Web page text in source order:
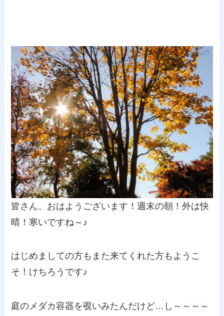
皆さん、おはようございます！週末の朝！外は快
晴！寒いですね～♪
はじめましての方もまた来てくれた方もようこ
そ！けちろうです♪
庭のメダカ容器を覗いみたんだけど…し～～～～